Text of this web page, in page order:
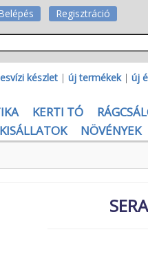
Regisztráció
készlet | új termékek| új
KERTI TÓ
KISÁLLATOK NÖVÉNYEK